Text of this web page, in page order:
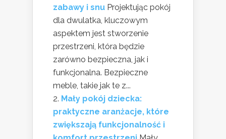
zabawy i snu Projektując pokój
dla dwulatka, kluczowym
aspektem jest stworzenie
przestrzeni, która będzie
zarówno bezpieczna, jak i
funkcjonalna. Bezpieczne
meble, takie jak te z...
Mały pokój dziecka:
praktyczne aranżacje, które
zwiększają funkcjonalność i